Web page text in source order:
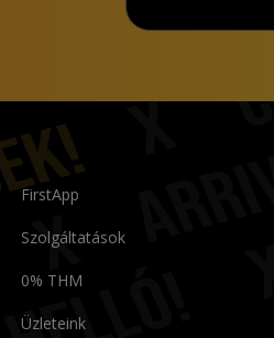
FirstApp
Szolgáltatások
0% THM
Üzleteink